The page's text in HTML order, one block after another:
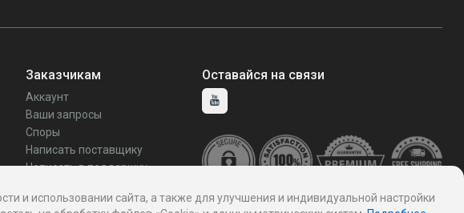
Заказчикам
Аккаунт
Ваши запросы
Споры
Написать поставщику
Написать в поддержку
Оставайся на связи
и использовании сайта, а также для улучшения и индивидуальной настройки